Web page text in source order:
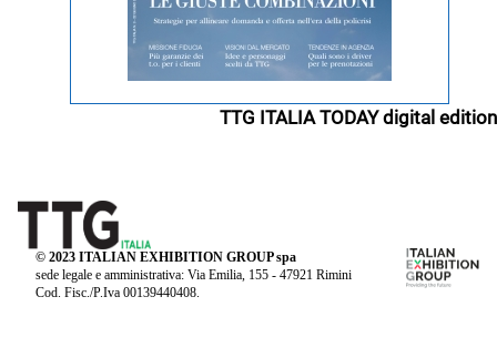
TTG ITALIA TODAY digital edition
© 2023 ITALIAN EXHIBITION GROUP spa
sede legale e amministrativa: Via Emilia, 155 - 47921 Rimini
Cod. Fisc./P.Iva 00139440408.